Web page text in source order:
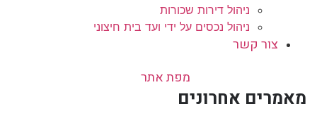
ניהול דירות שכורות
ניהול נכסים על ידי ועד בית חיצוני
צור קשר
מפת אתר
מאמרים אחרונים